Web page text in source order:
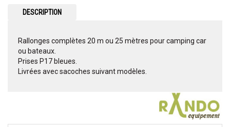
DESCRIPTION
Rallonges complètes 20 m ou 25 mètres pour camping car
ou bateaux.
Prises P17 bleues.
Livrées avec sacoches suivant modèles.